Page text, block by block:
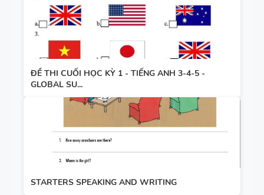
ĐỀ THI CUỐI HỌC KỲ 1 - TIẾNG ANH 3-4-5 -
GLOBAL SU...
STARTERS SPEAKING AND WRITING